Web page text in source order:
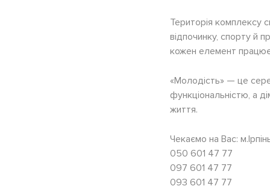
Територія комплексу
відпочинку, спорту й
кожен елемент працює
«Молодість» — це
функціональністю, а
життя.
Чекаємо на Вас:
050 601 47 77
097 601 47 77
093 601 47 77